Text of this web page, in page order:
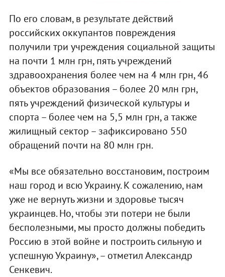
По его словам, в результате действий
российских оккупантов повреждения
получили три учреждения социальной защиты
на почти 1 млн грн, пять учреждений
здравоохранения более чем на 4 млн грн, 46
объектов образования – более 20 млн грн,
пять учреждений физической культуры и
спорта – более чем на 5,5 млн грн, а также
жилищный сектор – зафиксировано 550
обращений почти на 80 млн грн.
«Мы все обязательно восстановим, построим
наш город и всю Украину. К сожалению, нам
уже не вернуть жизни и здоровье тысяч
украинцев. Но, чтобы эти потери не были
бесполезными, мы просто должны победить
Россию в этой войне и построить сильную и
успешную Украину», – отметил Александр
Сенкевич.